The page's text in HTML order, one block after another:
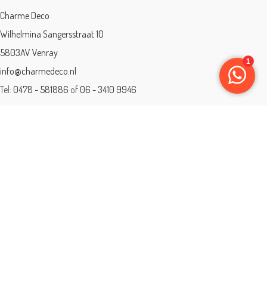
Charme Deco
Wilhelmina Sangersstraat 10
5803AV Venray
info@charmedeco.nl
Tel: 0478 - 581886 of 06 - 3410 9946